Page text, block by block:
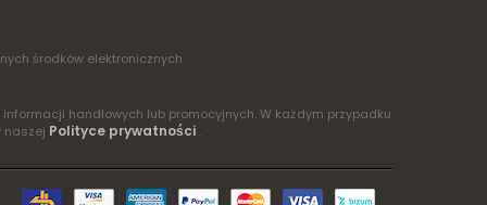
środków elektronicznych
handlowych lub promocyjnych. W każdym przypadku
naszej Polityce prywatności .